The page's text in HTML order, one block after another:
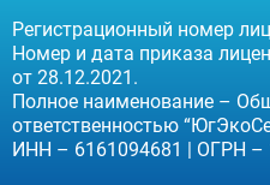
Регистрационный номер
Номер и дата приказа
от 28.12.2021.
Полное наименование –
ответственностью
ИНН – 6161094681 | ОГРН –
Ивантеевка
Клин
Коломна
Красногорск
Королёв
Лобня